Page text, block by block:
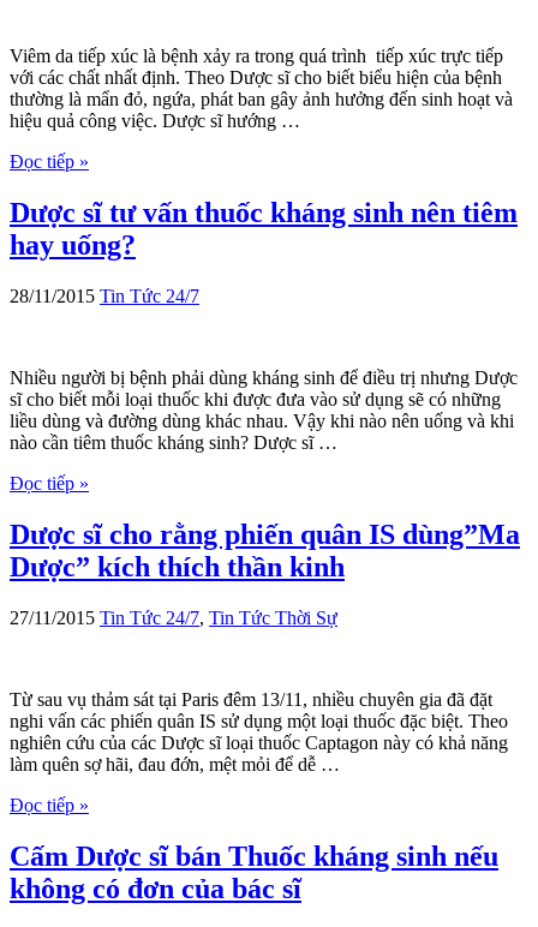
Viêm da tiếp xúc là bệnh xảy ra trong quá trình tiếp xúc trực tiếp
với các chất nhất định. Theo Dược sĩ cho biết biểu hiện của bệnh
thường là mẩn đỏ, ngứa, phát ban gây ảnh hưởng đến sinh hoạt và
hiệu quả công việc. Dược sĩ hướng …
Đọc tiếp »
Dược sĩ tư vấn thuốc kháng sinh nên tiêm
hay uống?
28/11/2015 Tin Tức 24/7
Nhiều người bị bệnh phải dùng kháng sinh để điều trị nhưng Dược
sĩ cho biết mỗi loại thuốc khi được đưa vào sử dụng sẽ có những
liều dùng và đường dùng khác nhau. Vậy khi nào nên uống và khi
nào cần tiêm thuốc kháng sinh? Dược sĩ …
Đọc tiếp »
Dược sĩ cho rằng phiến quân IS dùng”Ma
Dược” kích thích thần kinh
27/11/2015 Tin Tức 24/7, Tin Tức Thời Sự
Từ sau vụ thảm sát tại Paris đêm 13/11, nhiều chuyên gia đã đặt
nghi vấn các phiến quân IS sử dụng một loại thuốc đặc biệt. Theo
nghiên cứu của các Dược sĩ loại thuốc Captagon này có khả năng
làm quên sợ hãi, đau đớn, mệt mỏi để dễ …
Đọc tiếp »
Cấm Dược sĩ bán Thuốc kháng sinh nếu
không có đơn của bác sĩ